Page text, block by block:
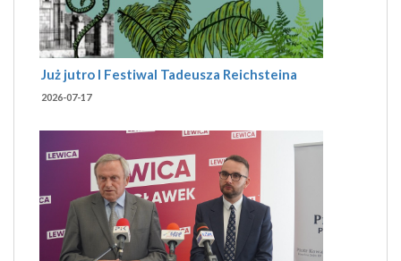
Już jutro I Festiwal Tadeusza Reichsteina
2026-07-17